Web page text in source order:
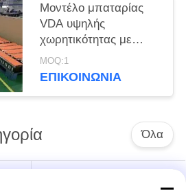
Μοντέλο μπαταρίας
VDA υψηλής
χωρητικότητας με
εξαρτήματα μπαταρίας
για ηλεκτρικά οχήματα
MOQ:1
ΕΠΙΚΟΙΝΩΝΊΑ
Όλα